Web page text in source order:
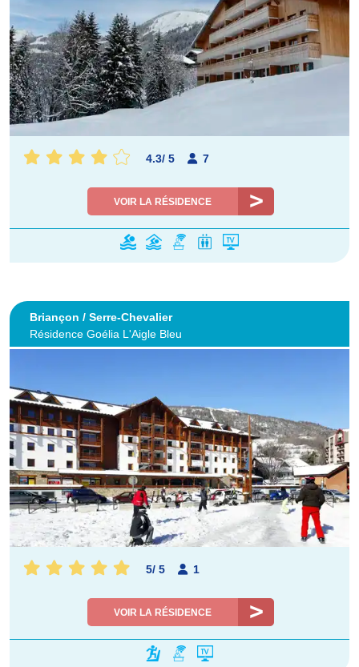
4.3/ 5 7
VOIR LA RÉSIDENCE
Briançon / Serre-Chevalier
Résidence Goélia L'Aigle Bleu
5/ 5 1
VOIR LA RÉSIDENCE